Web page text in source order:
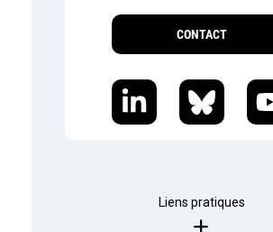
CONTACT
Liens pratiques